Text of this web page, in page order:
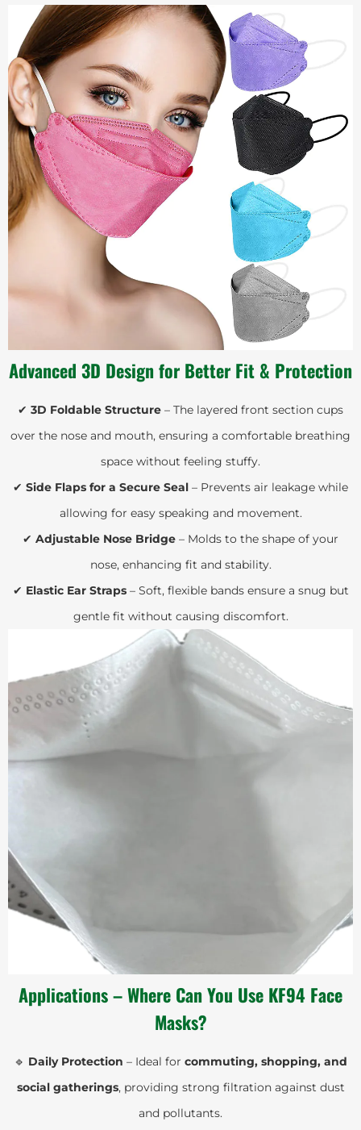
Advanced 3D Design for Better Fit & Protection
✔ 3D Foldable Structure – The layered front section cups
over the nose and mouth, ensuring a comfortable breathing
space without feeling stuffy.
✔ Side Flaps for a Secure Seal – Prevents air leakage while
allowing for easy speaking and movement.
✔ Adjustable Nose Bridge – Molds to the shape of your
nose, enhancing fit and stability.
✔ Elastic Ear Straps– Soft, flexible bands ensure a snug but
gentle fit without causing discomfort.
Applications – Where Can You Use KF94 Face
Masks?
🔹 Daily Protection – Ideal for commuting, shopping, and
social gatherings, providing strong filtration against dust
and pollutants.